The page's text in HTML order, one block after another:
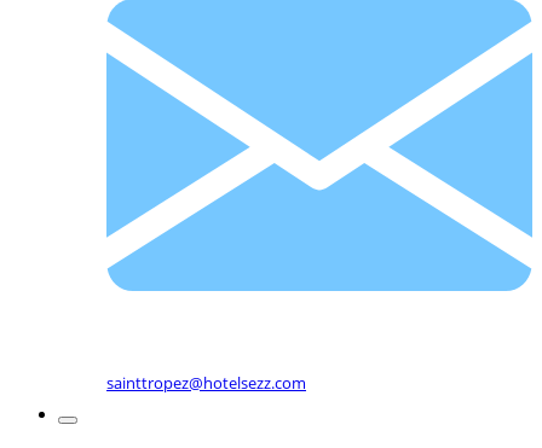
sainttropez@hotelsezz.com